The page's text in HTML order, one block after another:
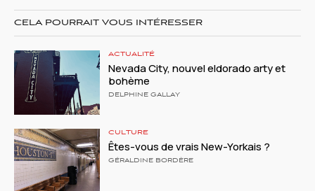
CELA POURRAIT VOUS INTÉRESSER
ACTUALITÉ
Nevada City, nouvel eldorado arty et
bohème
DELPHINE GALLAY
CULTURE
Êtes-vous de vrais New-Yorkais ?
GÉRALDINE BORDÈRE